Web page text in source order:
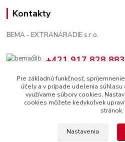
Kontakty
BEMA - EXTRANÁRADIE s.r.o.
+421 917 828 883
bema@bema.sk
Pre základnú funkčnosť,
účely a v prípade udelenia súhlasu
využívame súbory cookies.
cookies môžete kedykoľvek
stránok.
Nastavenia